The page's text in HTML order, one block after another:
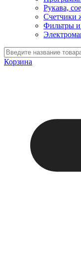
Рукава,
Счетчики
Фильтры
Корзина